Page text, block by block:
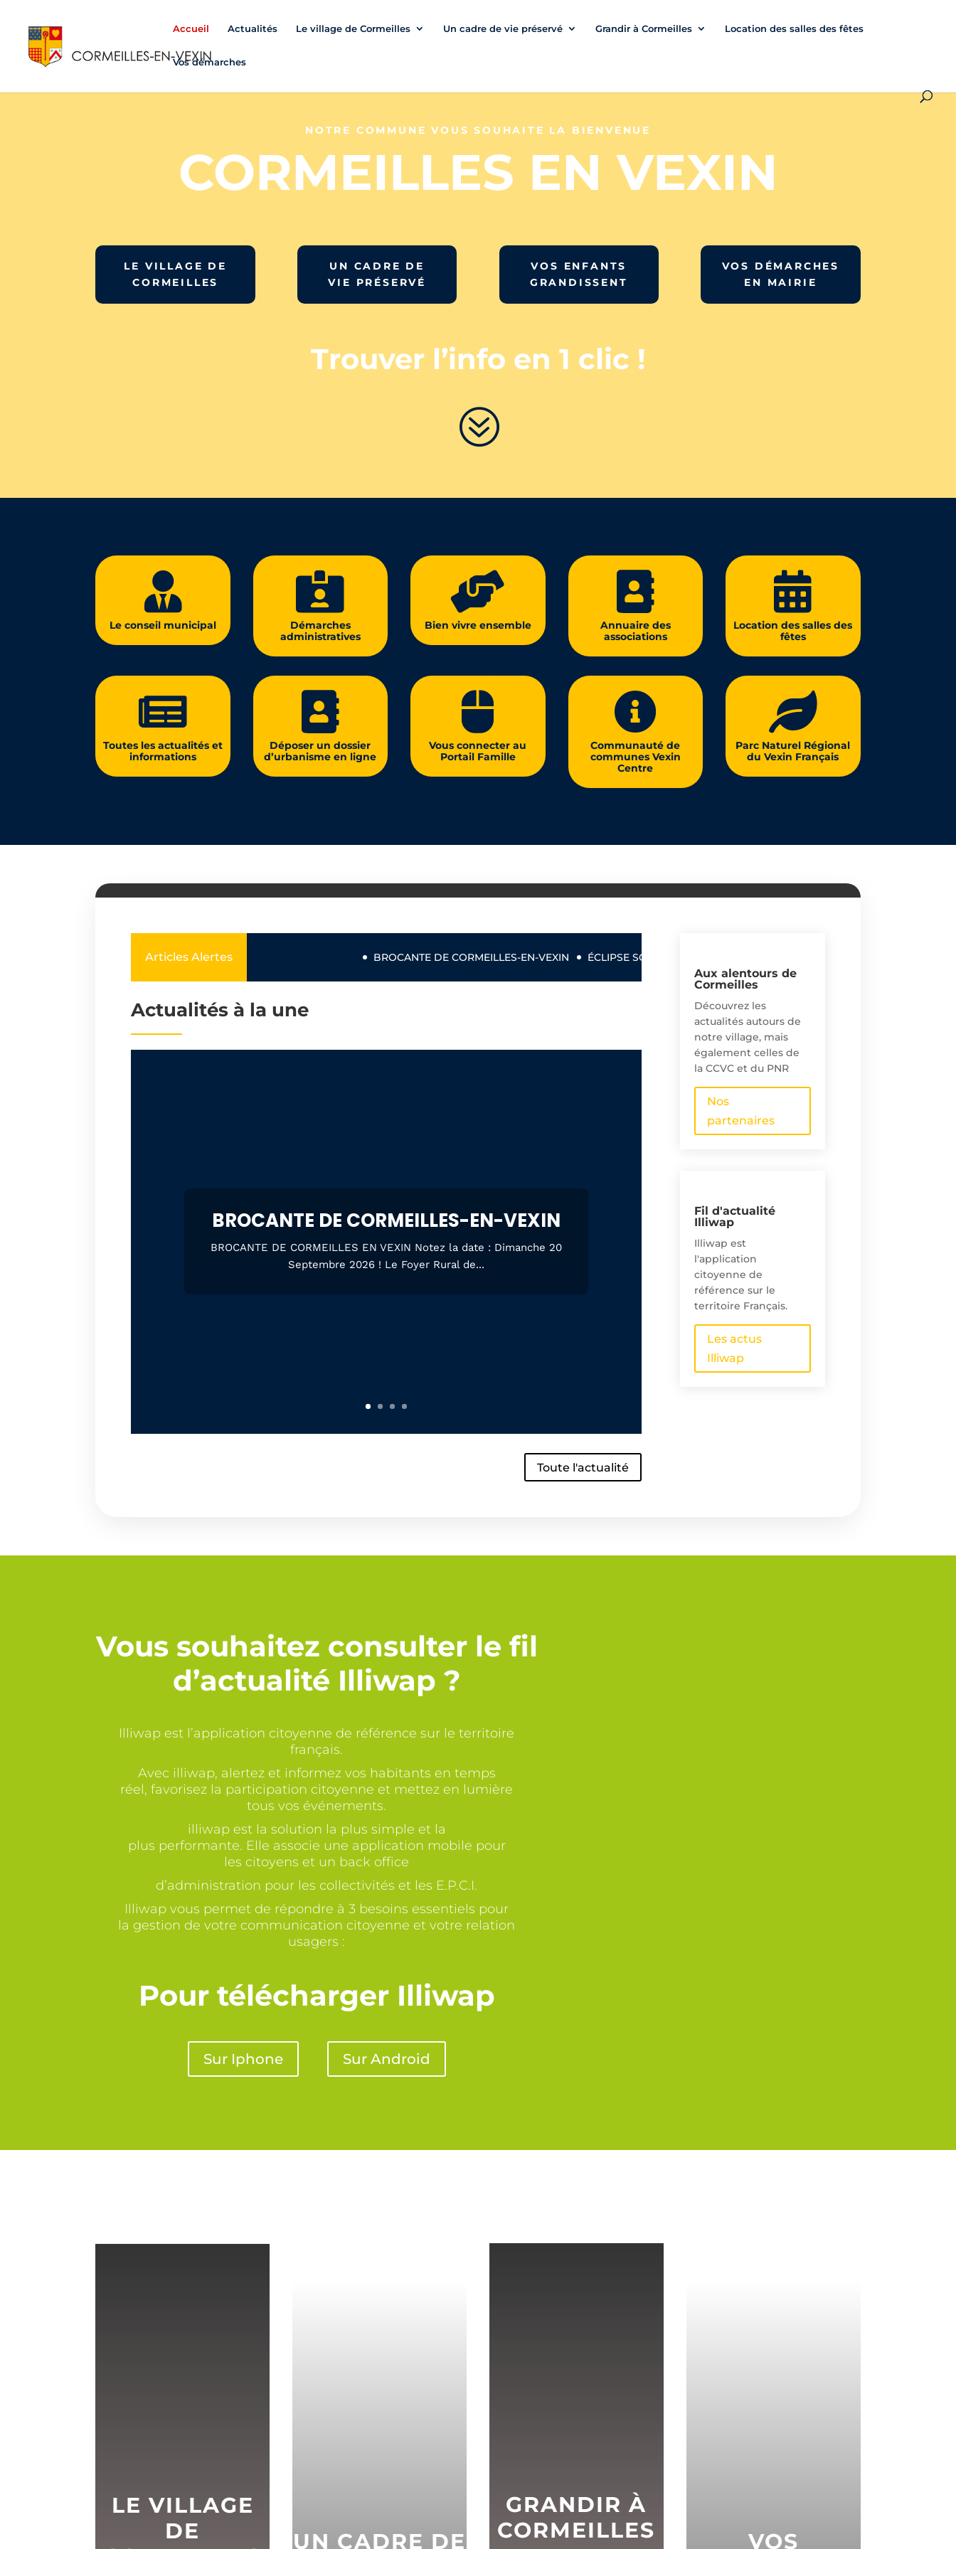
Accueil Actualités Le village de Cormeilles Un cadre de vie préservé Grandir à Cormeilles Location des salles des fêtes
Vos démarches
NOTRE COMMUNE VOUS SOUHAITE LA BIENVENUE
CORMEILLES EN VEXIN
LE VILLAGE DE
CORMEILLES
UN CADRE DE
VIE PRÉSERVÉ
VOS ENFANTS
GRANDISSENT
VOS DÉMARCHES
EN MAIRIE
Trouver l’info en 1 clic !
?

Le conseil municipal

Démarches
administratives

Bien vivre ensemble

Annuaire des
associations

Location des salles des
fêtes

Toutes les actualités et
informations

Déposer un dossier
d’urbanisme en ligne

Vous connecter au
Portail Famille

Communauté de
communes Vexin
Centre

Parc Naturel Régional
du Vexin Français
Articles Alertes BROCANTE DE CORMEILLES-EN-VEXIN ÉCLIPSE SOLAIRE EXCEPTIONNELLE DU 12 AOUT 2026 🌕🌓🌒
Actualités à la une
BROCANTE DE CORMEILLES-EN-VEXIN
BROCANTE DE CORMEILLES EN VEXIN Notez la date : Dimanche 20
Septembre 2026 ! Le Foyer Rural de...
Toute l'actualité
Aux alentours de
Cormeilles
Découvrez les
actualités autours de
notre village, mais
également celles de
la CCVC et du PNR
Nos
partenaires
Fil d'actualité
Illiwap
Illiwap est
l'application
citoyenne de
référence sur le
territoire Français.
Les actus
Illiwap
Vous souhaitez consulter le fil
d’actualité Illiwap ?
Illiwap est l’application citoyenne de référence sur le territoire
français.
Avec illiwap, alertez et informez vos habitants en temps
réel, favorisez la participation citoyenne et mettez en lumière
tous vos événements.
illiwap est la solution la plus simple et la
plus performante. Elle associe une application mobile pour
les citoyens et un back office
d’administration pour les collectivités et les E.P.C.I.
Illiwap vous permet de répondre à 3 besoins essentiels pour
la gestion de votre communication citoyenne et votre relation
usagers :
Pour télécharger Illiwap
Sur Iphone Sur Android
LE VILLAGE
DE
UN CADRE DE
GRANDIR À
CORMEILLES
VOS